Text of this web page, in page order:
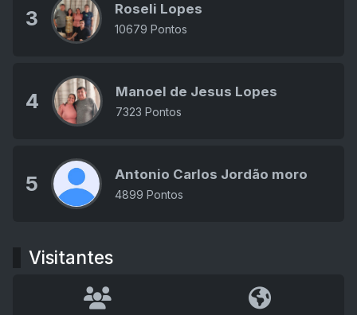
3 Roseli Lopes
10679 Pontos
4 Manoel de Jesus Lopes
7323 Pontos
5 Antonio Carlos Jordão moro
4899 Pontos
Visitantes